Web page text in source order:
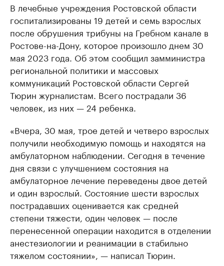
В лечебные учреждения Ростовской области
госпитализированы 19 детей и семь взрослых
после обрушения трибуны на Гребном канале в
Ростове-на-Дону, которое произошло днем 30
мая 2023 года. Об этом сообщил замминистра
региональной политики и массовых
коммуникаций Ростовской области Сергей
Тюрин журналистам. Всего пострадали 36
человек, из них — 24 ребенка.
«Вчера, 30 мая, трое детей и четверо взрослых
получили необходимую помощь и находятся на
амбулаторном наблюдении. Сегодня в течение
дня связи с улучшением состояния на
амбулаторное лечение переведены двое детей
и один взрослый. Состояние шести взрослых
пострадавших оценивается как средней
степени тяжести, один человек — после
перенесенной операции находится в отделении
анестезиологии и реанимации в стабильно
тяжелом состоянии», — написал Тюрин.